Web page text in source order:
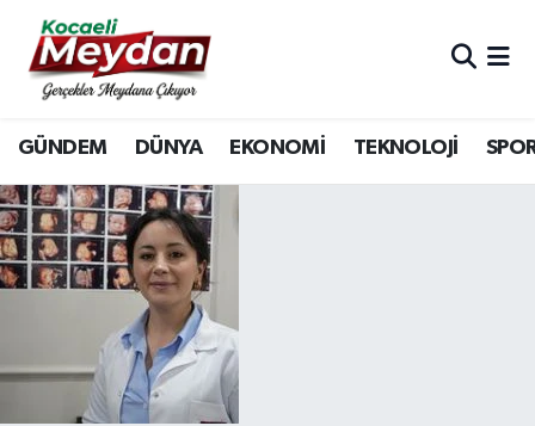
GÜNDEM DÜNYA EKONOMİ TEKNOLOJİ
Nöbetçi Eczaneler
Hava Durumu
Trafik Durumu
Süper Lig Puan Durumu ve Fikstür
Tüm Manşetler
Son Dakika Haberleri